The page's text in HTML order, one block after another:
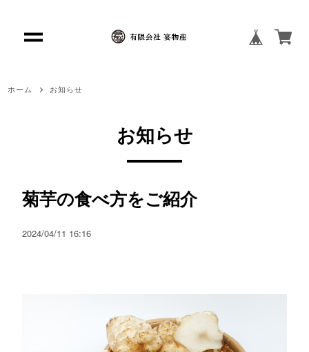
ホーム お知らせ
お知らせ
菊芋の食べ方をご紹介
2024/04/11 16:16